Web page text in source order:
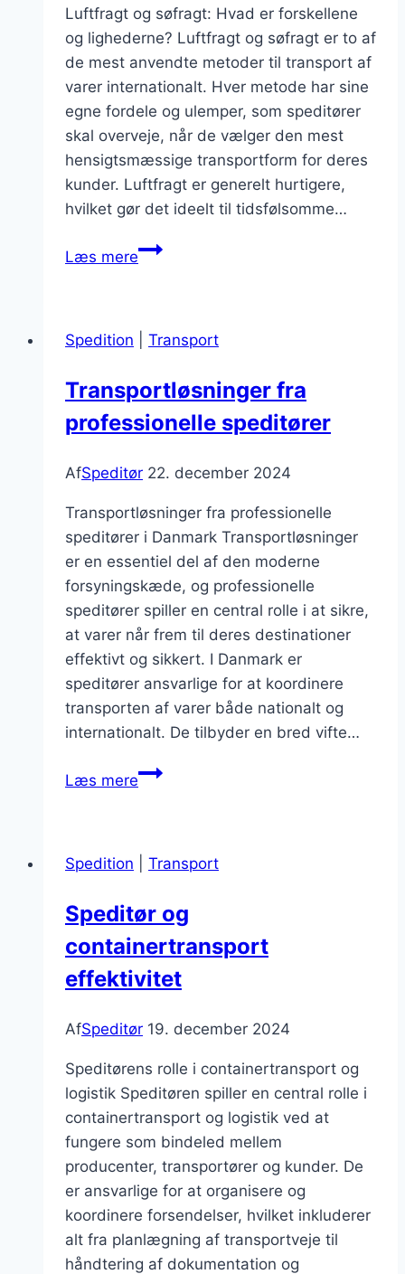
Luftfragt og søfragt: Hvad er forskellene
og lighederne? Luftfragt og søfragt er to af
de mest anvendte metoder til transport af
varer internationalt. Hver metode har sine
egne fordele og ulemper, som speditører
skal overveje, når de vælger den mest
hensigtsmæssige transportform for deres
kunder. Luftfragt er generelt hurtigere,
hvilket gør det ideelt til tidsfølsomme…
Læs mereLuftfragt
valg
metode
Spedition Transport
Transportløsninger fra
professionelle speditører
AfSpeditør 22. december 2024
Transportløsninger fra professionelle
speditører i Danmark Transportløsninger
er en essentiel del af den moderne
forsyningskæde, og professionelle
speditører spiller en central rolle i at sikre,
at varer når frem til deres destinationer
effektivt og sikkert. I Danmark er
speditører ansvarlige for at koordinere
transporten af varer både nationalt og
internationalt. De tilbyder en bred vifte…
Læs mereTransportløsninger
Spedition
Transport
Speditør og
containertransport
effektivitet
AfSpeditør 19. december 2024
Speditørens rolle i containertransport og
logistik Speditøren spiller en central rolle i
containertransport og logistik ved at
fungere som bindeled mellem
producenter, transportører og kunder. De
er ansvarlige for at organisere og
koordinere forsendelser, hvilket inkluderer
alt fra planlægning af transportveje til
håndtering af dokumentation og